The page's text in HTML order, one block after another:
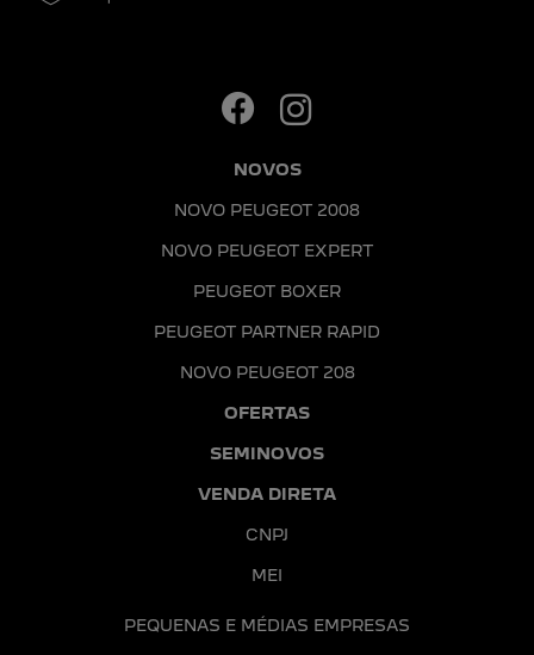
NOVOS
NOVO PEUGEOT 2008
NOVO PEUGEOT EXPERT
PEUGEOT BOXER
PEUGEOT PARTNER RAPID
NOVO PEUGEOT 208
OFERTAS
SEMINOVOS
VENDA DIRETA
CNPJ
MEI
PEQUENAS E MÉDIAS EMPRESAS